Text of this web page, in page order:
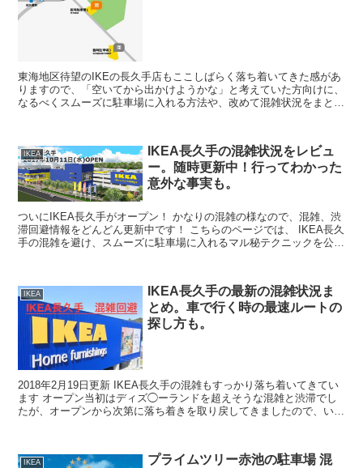
東海地区待望のIKEの長久手店もここしばらく落ち着いてきた感があ
りますので、「空いてから出かけようかな」と考えていた方向けに、
なるべくスムーズに駐車場に入れる方法や、改めて混雑状況をまとめ
IKEA
IKEA長久手の混雑状況をレビュ
ー。随時更新中！行ってわかった
意外な事実も。
ついにIKEA長久手がオープン！ かなりの混雑の様なので、混雑、渋
滞回避情報をどんどん更新中です！ こちらのページでは、 IKEA長久
手の混雑を避け、スムーズに駐車場に入れるマル秘テクニックを公
IKEA
IKEA長久手の最新の混雑状況ま
とめ。車で行く時の最速ルートの
探し方も。
2018年2月19日更新 IKEA長久手の混雑もすっかり落ち着いてきてい
ます オープン当初はディズ◯ーランドを超えそうな混雑と渋滞でし
たが、オープンから次第に落ち着きを取り戻してきましたので、いま
IKEA
プライムツリー赤池の駐車場 混